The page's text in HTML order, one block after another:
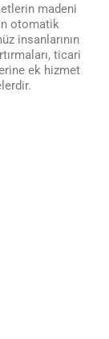
madeni
otomatik
insanlarının
ticari
ek hizmet